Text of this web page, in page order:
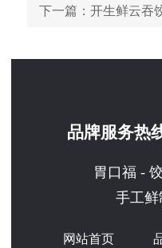
下一篇 ：开生鲜云吞饺子加
品牌服务热
胃口福 -
手工鲜
网站首页